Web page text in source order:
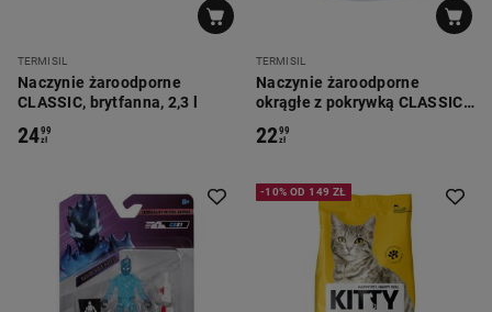
TERMISIL
Naczynie żaroodporne
CLASSIC, brytfanna, 2,3 l
2499
zł
TERMISIL
Naczynie żaroodporne
okrągłe z pokrywką CLASSIC,
2299
zł
-10% OD 149 ZŁ